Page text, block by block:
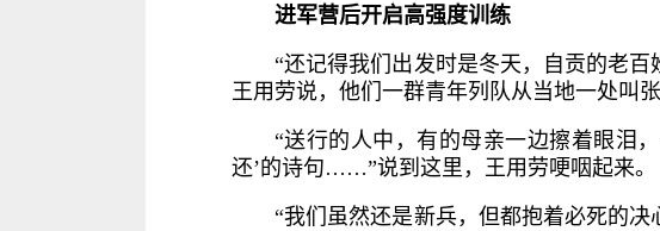
进军营后开启高强度训练
“还记得我们出发时是冬天，自贡的老
王用劳说，他们一群青年列队从当地一处叫
“送行的人中，有的母亲一边擦着眼泪
还’的诗句……”说到这里，王用劳哽咽起来。
“我们虽然还是新兵，但都抱着必死的